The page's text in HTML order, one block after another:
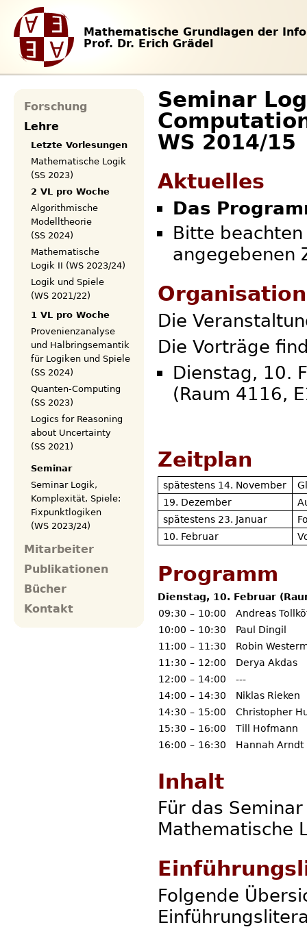
Mathematische Grundlagen der
Prof. Dr. Erich Grädel
Seminar
WS 2014/15
Aktuelles
Das
Bitte
angegebenen
Organisation
Die
Die Vorträge
Dienstag, 10.
(Raum 4116,
Zeitplan
spätestens 14. November
19. Dezember
spätestens 23. Januar
10. Februar
Programm
Dienstag, 10. Februar
09:30 – 10:00
Andreas
10:00 – 10:30
Paul Dingil
11:00 – 11:30
Robin
11:30 – 12:00
Derya Akdas
12:00 – 14:00
---
14:00 – 14:30
Niklas Rieken
14:30 – 15:00
Christopher
15:30 – 16:00
Till Hofmann
16:00 – 16:30 Hannah Arndt
Inhalt
Für das
Mathematische
Folgende
Forschung
Lehre
Letzte Vorlesungen
Mathematische Logik
(SS 2023)
2 VL pro Woche
Algorithmische
Modelltheorie
(SS 2024)
Mathematische
Logik II (WS 2023/24)
Logik und Spiele
(WS 2021/22)
1 VL pro Woche
Provenienzanalyse
und Halbringsemantik
für Logiken und Spiele
(SS 2024)
Quanten-Computing
(SS 2023)
Logics for Reasoning
about Uncertainty
(SS 2021)
Seminar
Seminar Logik,
Komplexität, Spiele:
Fixpunktlogiken
(WS 2023/24)
Mitarbeiter
Publikationen
Bücher
Kontakt